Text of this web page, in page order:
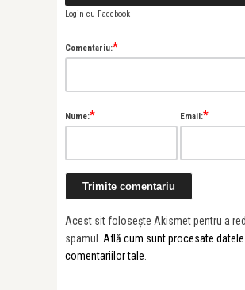
Login cu Facebook
Comentariu:*
Nume:* Email:*
Acest sit folosește Akismet pentru a
spamul. Află cum sunt procesate datele
comentariilor tale